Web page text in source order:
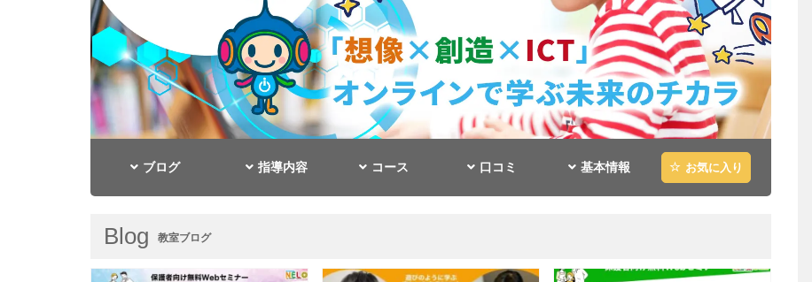
ブログ 指導内容 コース 口コミ 基本情報 お気に入り
Blog 教室ブログ